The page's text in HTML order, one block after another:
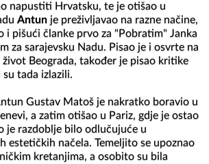
napustiti Hrvatsku, te je otišao u
Antun je preživljavao na razne načine,
i pišući članke prvo za "Pobratim" Janka
za sarajevsku Nadu. Pisao je i osvrte na
život Beograda, također je pisao kritike
tada izlazili.
Gustav Matoš je nakratko boravio u
a zatim otišao u Pariz, gdje je ostao
je razdoblje bilo odlučujuće u
estetičkih načela. Temeljito se upoznao
kretanjima, a osobito su bila